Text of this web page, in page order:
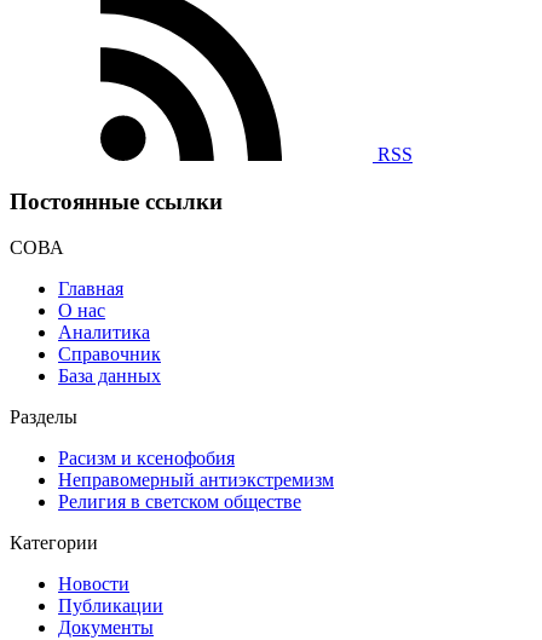
RSS
Постоянные ссылки
СОВА
Главная
О нас
Аналитика
Справочник
База данных
Разделы
Расизм и ксенофобия
Неправомерный антиэкстремизм
Религия в светском обществе
Категории
Новости
Публикации
Документы